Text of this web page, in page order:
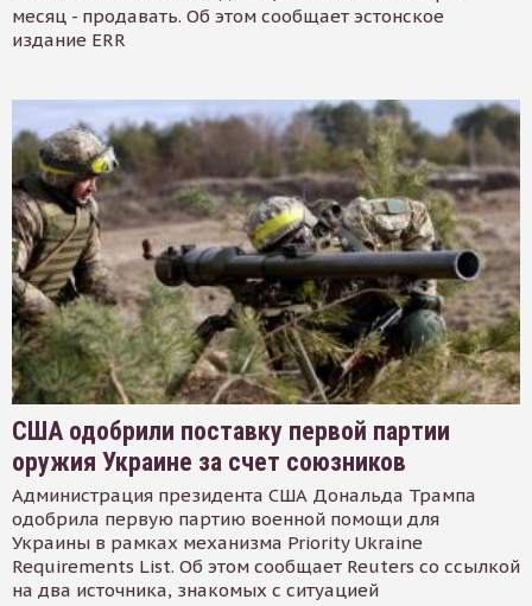
месяц - продавать. Об этом сообщает эстонское
издание ERR
США одобрили поставку первой партии
оружия Украине за счет союзников
Администрация президента США Дональда Трампа
одобрила первую партию военной помощи для
Украины в рамках механизма Priority Ukraine
Requirements List. Об этом сообщает Reuters со ссылкой
на два источника, знакомых с ситуацией